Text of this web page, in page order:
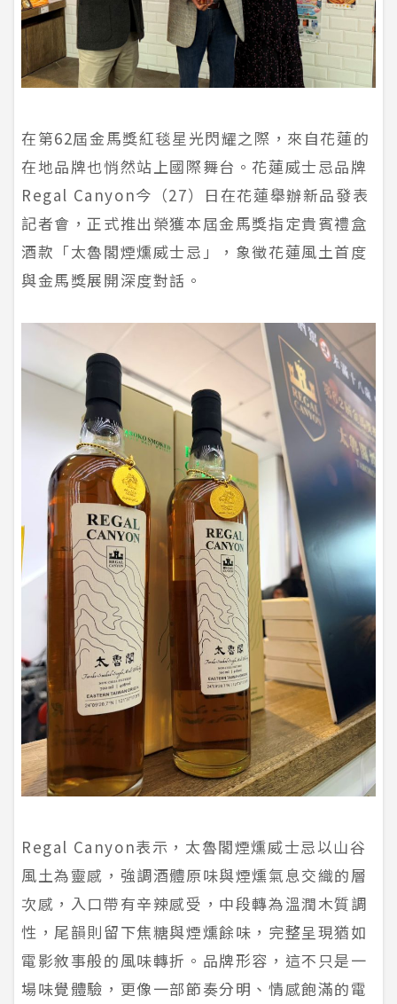
在第62屆金馬獎紅毯星光閃耀之際，來自花蓮的
在地品牌也悄然站上國際舞台。花蓮威士忌品牌
Regal Canyon今（27）日在花蓮舉辦新品發表
記者會，正式推出榮獲本屆金馬獎指定貴賓禮盒
酒款「太魯閣煙燻威士忌」，象徵花蓮風土首度
與金馬獎展開深度對話。
Regal Canyon表示，太魯閣煙燻威士忌以山谷
風土為靈感，強調酒體原味與煙燻氣息交織的層
次感，入口帶有辛辣感受，中段轉為溫潤木質調
性，尾韻則留下焦糖與煙燻餘味，完整呈現猶如
電影敘事般的風味轉折。品牌形容，這不只是一
場味覺體驗，更像一部節奏分明、情感飽滿的電